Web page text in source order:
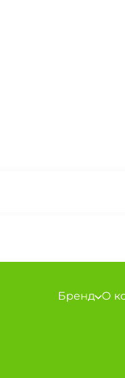
Бренд О